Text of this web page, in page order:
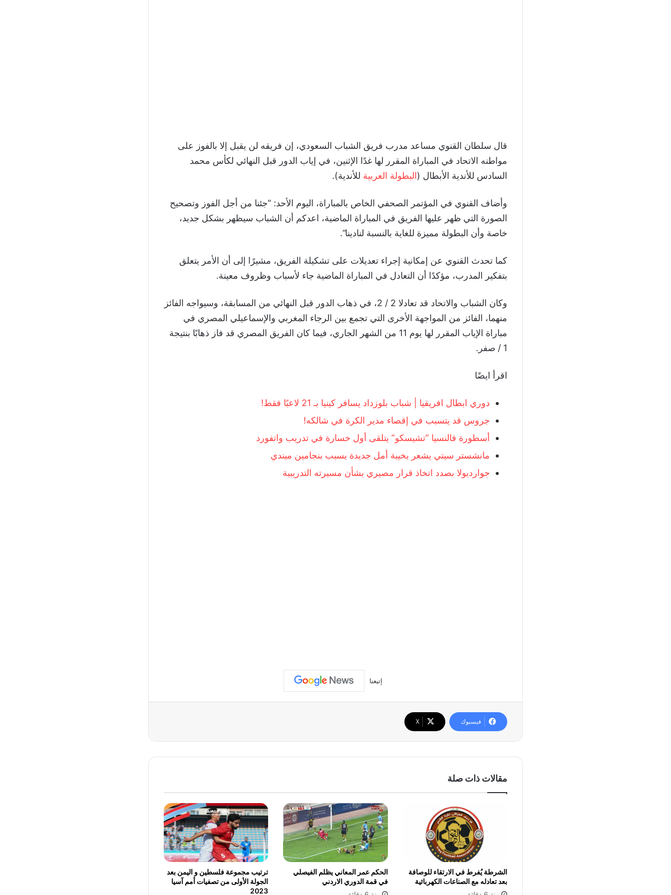
قال سلطان القنوي مساعد مدرب فريق الشباب السعودي، إن فريقه لن يقبل إلا بالفوز على
مواطنه الاتحاد في المباراة المقرر لها غدًا الإثنين، في إياب الدور قبل النهائي لكأس محمد
السادس للأندية الأبطال (البطولة العربية للأندية).
وأضاف القنوي في المؤتمر الصحفي الخاص بالمباراة، اليوم الأحد: “جئنا من أجل الفوز وتصحيح
الصورة التي ظهر عليها الفريق في المباراة الماضية، اعدكم أن الشباب سيظهر بشكل جديد،
خاصة وأن البطولة مميزة للغاية بالنسبة لنادينا”.
كما تحدث القنوي عن إمكانية إجراء تعديلات على تشكيلة الفريق، مشيرًا إلى أن الأمر يتعلق
بتفكير المدرب، مؤكدًا أن التعادل في المباراة الماضية جاء لأسباب وظروف معينة.
وكان الشباب والاتحاد قد تعادلا 2 / 2، في ذهاب الدور قبل النهائي من المسابقة، وسيواجه الفائز
منهما، الفائز من المواجهة الأخرى التي تجمع بين الرجاء المغربي والإسماعيلي المصري في
مباراة الإياب المقرر لها يوم 11 من الشهر الجاري، فيما كان الفريق المصري قد فاز ذهابًا بنتيجة
1 / صفر.
اقرأ ايضًا
دوري ابطال افريقيا | شباب بلوزداد يسافر كينيا بـ 21 لاعبًا فقط!
جروس قد يتسبب في إقصاء مدير الكرة في شالكه!
أسطورة فالنسيا “تشيسكو” يتلقى أول خسارة في تدريب واتفورد
مانشستر سيتي يشعر بخيبة أمل جديدة بسبب بنجامين ميندي
جوارديولا بصدد اتخاذ قرار مصيري بشأن مسيرته التدريبية
إتبعنا
فيسبوك ‫X
مقالات ذات صلة
الشرطة يُفرط في الارتقاء للوصافة
بعد تعادله مع الصناعات الكهربائية
الحكم عمر المعاني يظلم الفيصلي
في قمة الدوري الاردني
ترتيب مجموعة فلسطين و اليمن بعد
الجولة الأولى من تصفيات أمم آسيا
2023